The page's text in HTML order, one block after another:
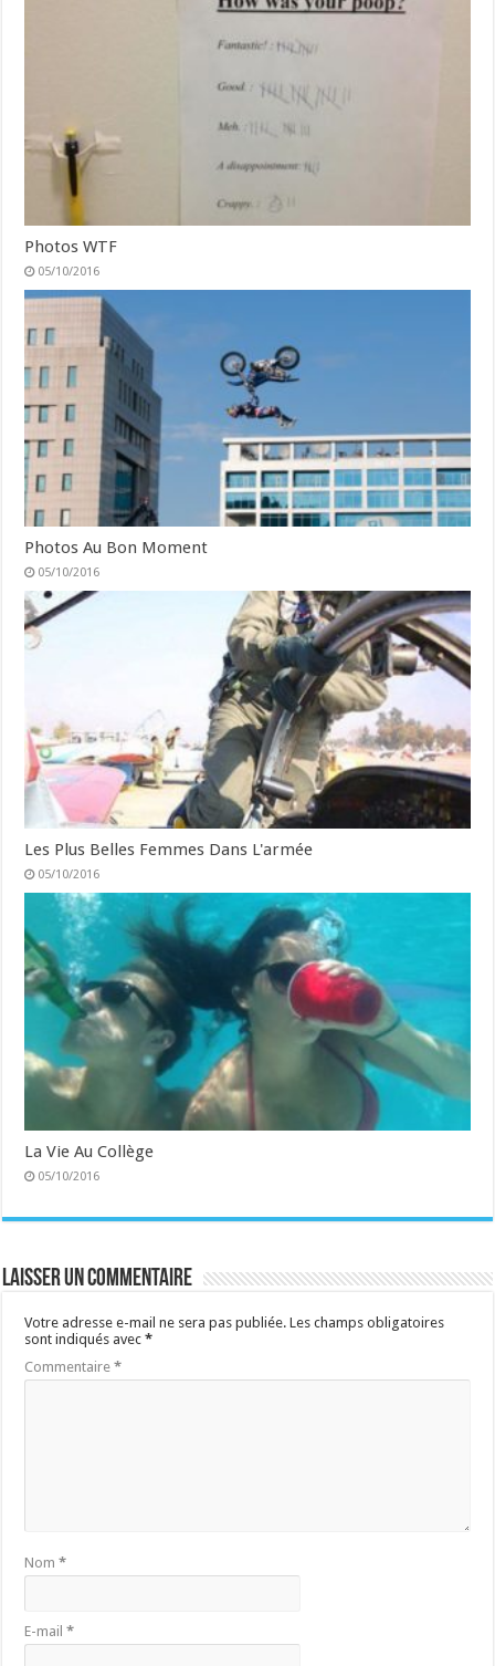
Photos WTF
05/10/2016
Photos Au Bon Moment
05/10/2016
Les Plus Belles Femmes Dans L'armée
05/10/2016
La Vie Au Collège
05/10/2016
Laisser un commentaire
Votre adresse e-mail ne sera pas publiée. Les champs obligatoires
sont indiqués avec*
Commentaire*
Nom*
E-mail*